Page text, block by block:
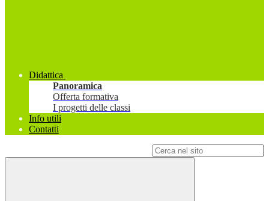
Didattica
Panoramica
Offerta formativa
I progetti delle classi
Info utili
Contatti